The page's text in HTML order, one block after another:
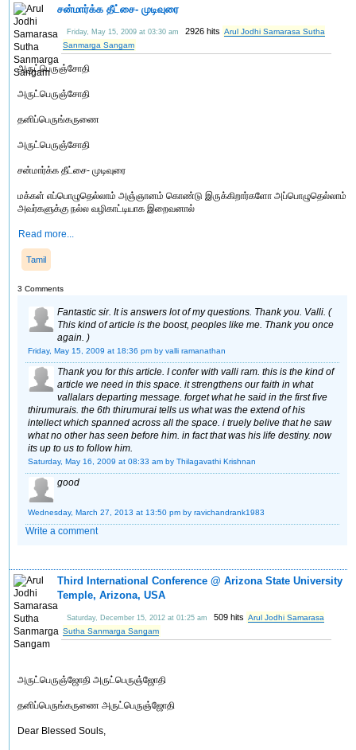
சன்மார்க்க தீட்சை- முடிவுரை
Friday, May 15, 2009 at 03:30 am 2926 hits Arul Jodhi Samarasa Sutha
Sanmarga Sangam
அருட்பெருஞ்சோதி
அருட்பெருஞ்சோதி
தனிப்பெருங்கருணை
அருட்பெருஞ்சோதி
சன்மார்க்க தீட்சை- முடிவுரை
மக்கள் எப்பொழுதெல்லாம் அஞ்ஞானம் கொண்டு இருக்கிறார்களோ அப்பொழுதெல்லாம்
அவர்களுக்கு நல்ல வழிகாட்டியாக இறைவனால்
Read more...
Tamil
3 Comments
Fantastic sir. It is answers lot of my questions. Thank you. Valli. (
This kind of article is the boost, peoples like me. Thank you once
again. )
Friday, May 15, 2009 at 18:36 pm by valli ramanathan
Thank you for this article. I confer with valli ram. this is the kind of
article we need in this space. it strengthens our faith in what
vallalars departing message. forget what he said in the first five
thirumurais. the 6th thirumurai tells us what was the extend of his
intellect which spanned across all the space. i truely belive that he saw
what no other has seen before him. in fact that was his life destiny. now
its up to us to follow him.
Saturday, May 16, 2009 at 08:33 am by Thilagavathi Krishnan
good
Wednesday, March 27, 2013 at 13:50 pm by ravichandrank1983
Write a comment
Third International Conference @ Arizona State University
Temple, Arizona, USA
Saturday, December 15, 2012 at 01:25 am 509 hits Arul Jodhi Samarasa
Sutha Sanmarga Sangam
அருட்பெருஞ்ஜோதி அருட்பெருஞ்ஜோதி
தனிப்பெருங்கருணை அருட்பெருஞ்ஜோதி
Dear Blessed Souls,